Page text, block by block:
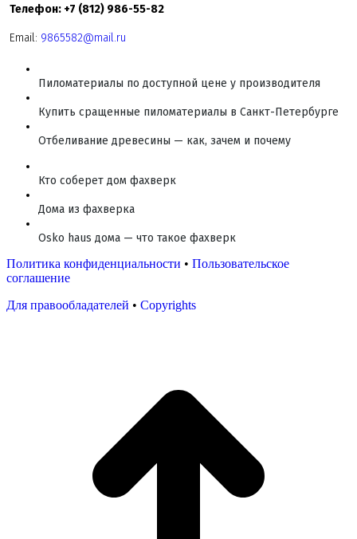
Телефон: +7 (812) 986-55-82
Email: 9865582@mail.ru
Пиломатериалы по доступной цене у производителя
Купить сращенные пиломатериалы в Санкт-Петербурге
Отбеливание древесины — как, зачем и почему
Кто соберет дом фахверк
Дома из фахверка
Osko haus дома — что такое фахверк
Политика конфиденциальности • Пользовательское
соглашение
Для правообладателей • Copyrights